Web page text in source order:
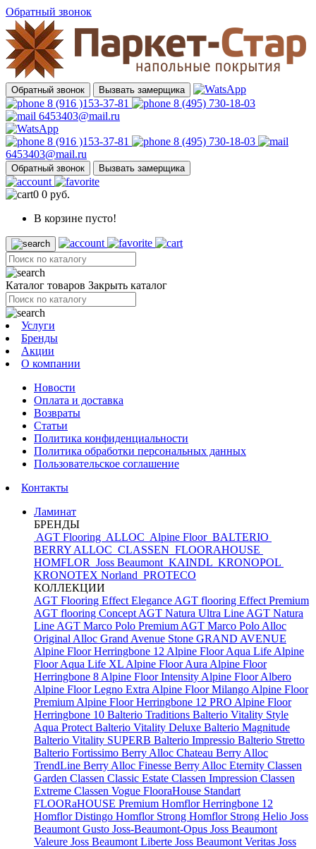
Обратный звонок
Обратный звонок Вызвать замерщика
8 (916 )153-37-81
8 (495) 730-18-03
6453403@mail.ru
8 (916 )153-37-81
8 (495) 730-18-03
6453403@mail.ru
Обратный звонок Вызвать замерщика
0 0 руб.
В корзине пусто!
Каталог товаров Закрыть каталог
Услуги
Бренды
Акции
О компании
Новости
Оплата и доставка
Возвраты
Статьи
Политика конфиденциальности
Политика обработки персональных данных
Пользовательское соглашение
Контакты
Ламинат
БРЕНДЫ
AGT Flooring ALLOC Alpine Floor BALTERIO
BERRY ALLOC CLASSEN FLOORAHOUSE
HOMFLOR Joss Beaumont KAINDL KRONOPOL
KRONOTEX Norland PROTECO
КОЛЛЕКЦИИ
AGT Flooring Effect Elegance AGT flooring Effect Premium
AGT flooring Concept AGT Natura Ultra Line AGT Natura
Line AGT Marco Polo Premium AGT Marco Polo Alloc
Original Alloc Grand Avenue Stone GRAND AVENUE
Alpine Floor Herringbone 12 Alpine Floor Aqua Life Alpine
Floor Aqua Life XL Alpine Floor Aura Alpine Floor
Herringbone 8 Alpine Floor Intensity Alpine Floor Albero
Alpine Floor Legno Extra Alpine Floor Milango Alpine Floor
Premium Alpine Floor Herringbone 12 PRO Alpine Floor
Herringbone 10 Balterio Traditions Balterio Vitality Style
Aqua Protect Balterio Vitality Deluxe Balterio Magnitude
Balterio Vitality SUPERB Balterio Impressio Balterio Stretto
Balterio Fortissimo Berry Alloc Chateau Berry Alloc
TrendLine Berry Alloc Finesse Berry Alloc Eternity Classen
Garden Classen Classic Estate Classen Impression Classen
Extreme Classen Vogue FlooraHouse Standart
FLOORaHOUSE Premium Homflor Herringbone 12
Homflor Distingo Homflor Strong Homflor Strong Helio Joss
Beaumont Gusto Joss-Beaumont-Opus Joss Beaumont
Valeure Joss Beaumont Liberte Joss Beaumont Veritas Joss